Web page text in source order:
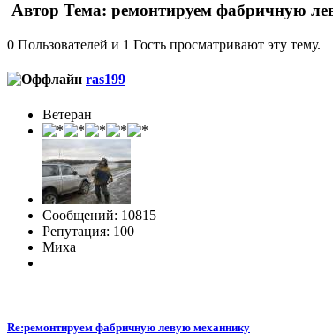
Автор Тема: ремонтируем фабричную
0 Пользователей и 1 Гость просматривают эту тему.
ras199
Ветеран
Сообщений: 10815
Репутация: 100
Миха
Re:ремонтируем фабричную левую механнику